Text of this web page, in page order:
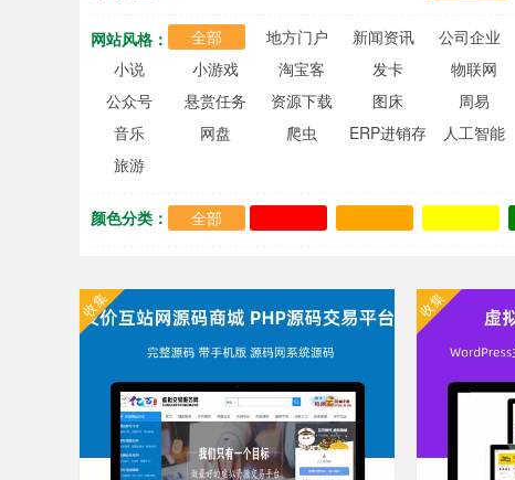
网站风格： 全部 地方门户 新闻资讯 公司企业
小说
小游戏 淘宝客 发卡 物联网
公众号
悬赏任务 资源下载 图床 周易
音乐
网盘 爬虫 ERP进销存 人工智能
旅游
颜色分类： 全部
收集 收集